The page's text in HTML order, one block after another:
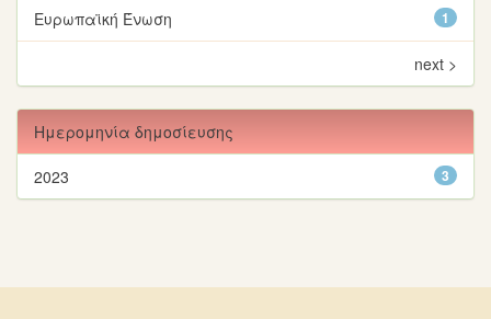
1
Ευρωπαϊκή Ένωση
next >
Ημερομηνία δημοσίευσης
3
2023